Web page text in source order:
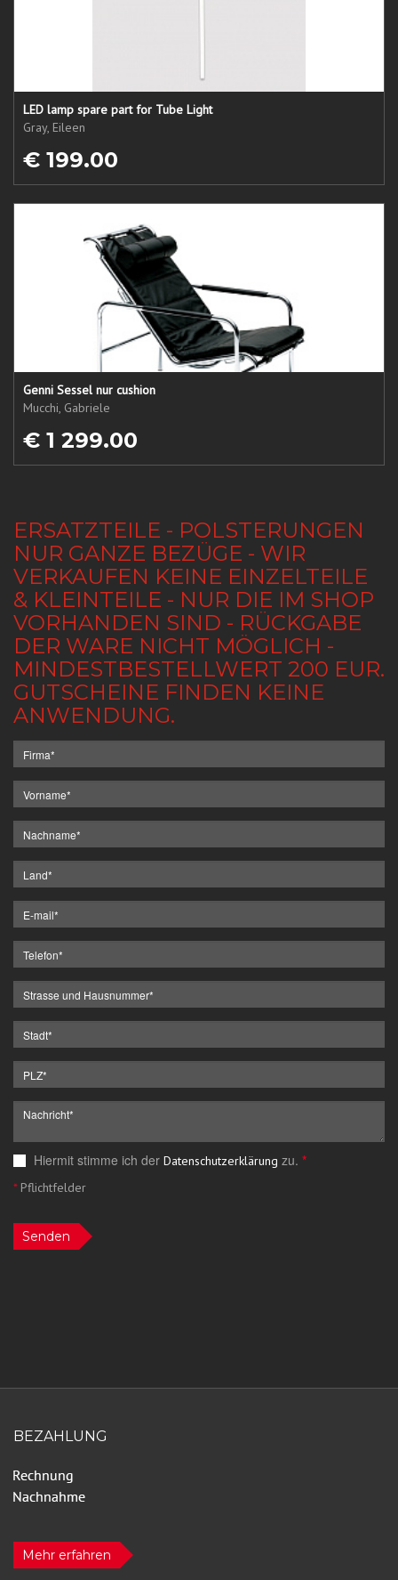
LED lamp spare part for Tube Light
Gray, Eileen
€ 199.00
Genni Sessel nur cushion
Mucchi, Gabriele
€ 1 299.00
ERSATZTEILE - POLSTERUNGEN
NUR GANZE BEZÜGE - WIR
VERKAUFEN KEINE EINZELTEILE
& KLEINTEILE - NUR DIE IM SHOP
VORHANDEN SIND - RÜCKGABE
DER WARE NICHT MÖGLICH -
MINDESTBESTELLWERT 200 EUR.
GUTSCHEINE FINDEN KEINE
ANWENDUNG.
Hiermit stimme ich der Datenschutzerklärung zu. *
*Pflichtfelder
Senden
BEZAHLUNG
Mehr erfahren